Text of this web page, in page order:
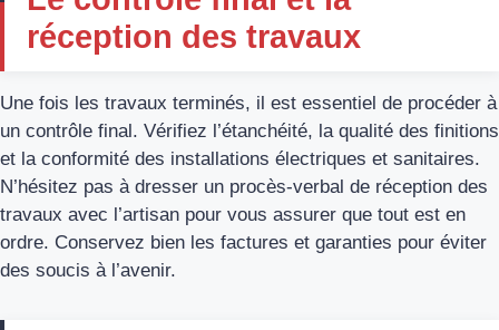
réception des travaux
Une fois les travaux terminés, il est essentiel de procéder à
un contrôle final. Vérifiez l’étanchéité, la qualité des finitions
et la conformité des installations électriques et sanitaires.
N’hésitez pas à dresser un procès-verbal de réception des
travaux avec l’artisan pour vous assurer que tout est en
ordre. Conservez bien les factures et garanties pour éviter
des soucis à l’avenir.